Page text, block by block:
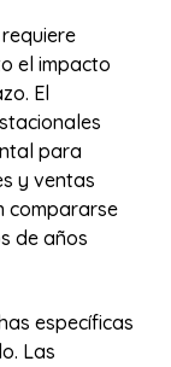
el impacto
El
para
y ventas
compararse
de años
específicas
Las